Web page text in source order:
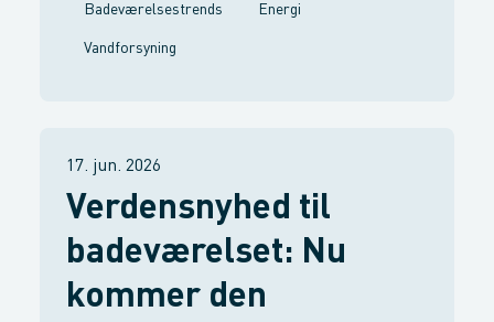
Badeværelsestrends Energi
Vandforsyning
17. jun. 2026
Verdensnyhed til
badeværelset: Nu
kommer den